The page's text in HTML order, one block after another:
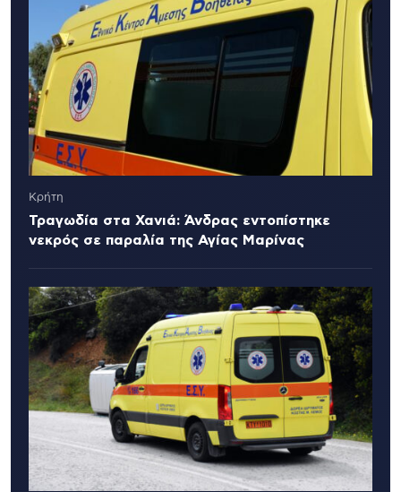
Κρήτη
Τραγωδία στα Χανιά: Άνδρας εντοπίστηκε
νεκρός σε παραλία της Αγίας Μαρίνας